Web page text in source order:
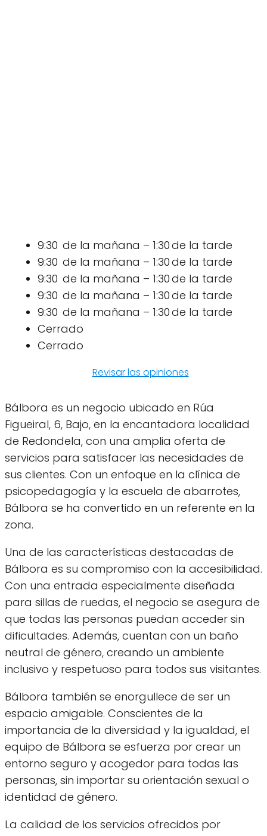
9:30 de la mañana – 1:30 de la tarde
9:30 de la mañana – 1:30 de la tarde
9:30 de la mañana – 1:30 de la tarde
9:30 de la mañana – 1:30 de la tarde
9:30 de la mañana – 1:30 de la tarde
Cerrado
Cerrado
Revisar las opiniones
Bálbora es un negocio ubicado en Rúa
Figueiral, 6, Bajo, en la encantadora localidad
de Redondela, con una amplia oferta de
servicios para satisfacer las necesidades de
sus clientes. Con un enfoque en la clínica de
psicopedagogía y la escuela de abarrotes,
Bálbora se ha convertido en un referente en la
zona.
Una de las características destacadas de
Bálbora es su compromiso con la accesibilidad.
Con una entrada especialmente diseñada
para sillas de ruedas, el negocio se asegura de
que todas las personas puedan acceder sin
dificultades. Además, cuentan con un baño
neutral de género, creando un ambiente
inclusivo y respetuoso para todos sus visitantes.
Bálbora también se enorgullece de ser un
espacio amigable. Conscientes de la
importancia de la diversidad y la igualdad, el
equipo de Bálbora se esfuerza por crear un
entorno seguro y acogedor para todas las
personas, sin importar su orientación sexual o
identidad de género.
La calidad de los servicios ofrecidos por